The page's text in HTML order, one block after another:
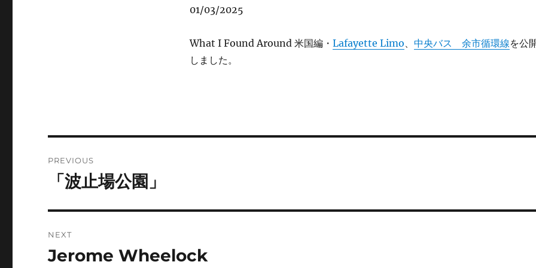
01/03/2025
What I Found Around 米国編・ Lafayette Limo、 中央バス 余市循環線を公
しました。
navigation
PREVIOUS
Previous
「波止場公園」
NEXT
Next
Jerome Wheelock